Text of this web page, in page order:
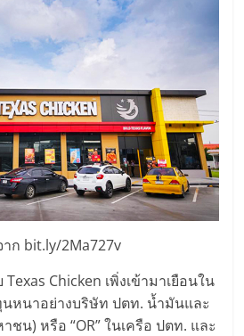
ก bit.ly/2Ma727v
Chicken เพิ่งเข้ามาเยือนใน
นหนาอย่างบริษัท ปตท. น้ำมันและ
ชน) หรือ “OR” ในเครือ ปตท. และ